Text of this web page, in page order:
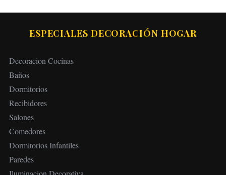
ESPECIALES DECORACIÓN HOGAR
Decoracion Cocinas
Baños
Dormitorios
Recibidores
Salones
Comedores
Dormitorios Infantiles
Paredes